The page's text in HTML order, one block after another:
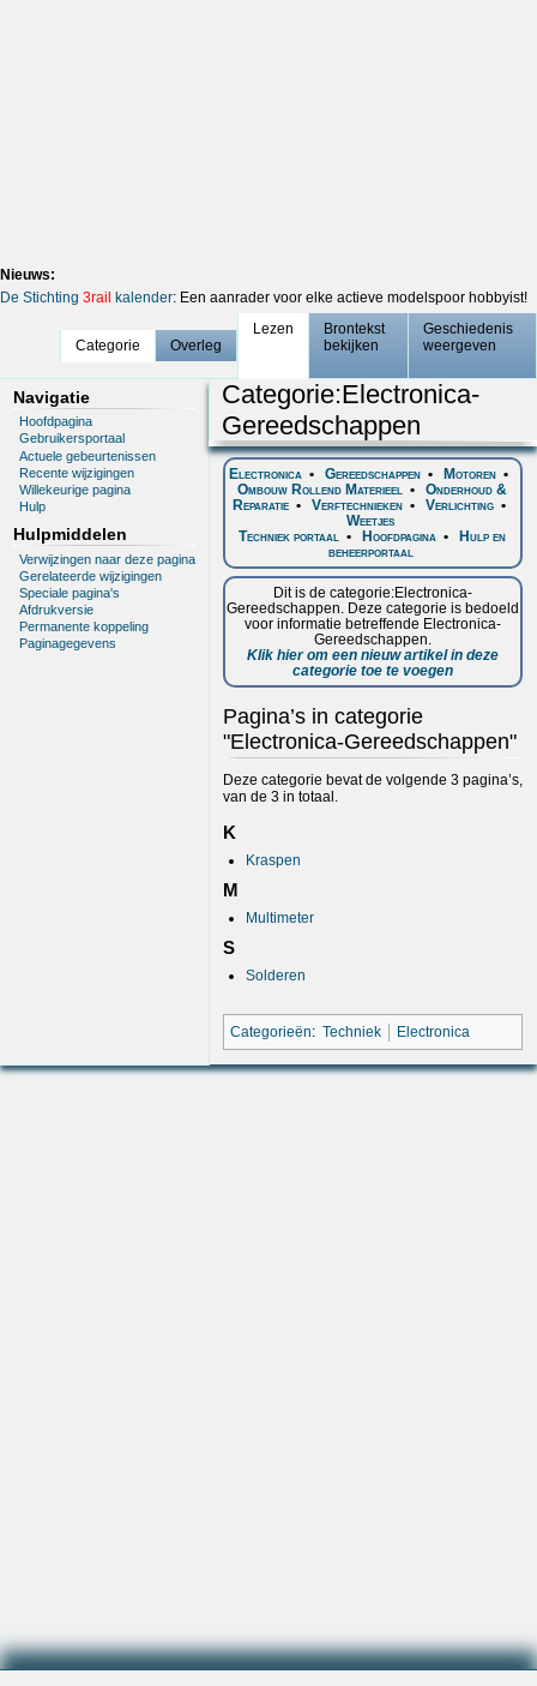
Nieuws:
De Stichting 3rail kalender: Een aanrader voor elke actieve modelspoor hobbyist!
Categorie Overleg
Lezen
Brontekst
bekijken
Geschiedenis
weergeven
Navigatie
Hoofdpagina
Gebruikersportaal
Actuele gebeurtenissen
Recente wijzigingen
Willekeurige pagina
Hulp
Hulpmiddelen
Verwijzingen naar deze pagina
Gerelateerde wijzigingen
Speciale pagina's
Afdrukversie
Permanente koppeling
Paginagegevens
Categorie:Electronica-
Gereedschappen
Electronica • Gereedschappen • Motoren •
Ombouw Rollend Materieel
•
Onderhoud &
Reparatie• Verftechnieken• Verlichting•
Weetjes
Techniek portaal
• Hoofdpagina •
Hulp en
beheerportaal
Dit is de categorie:Electronica-
Gereedschappen. Deze categorie is bedoeld
voor informatie betreffende Electronica-
Gereedschappen.
Klik hier om een nieuw artikel in deze
categorie toe te voegen
Pagina’s in categorie
"Electronica-Gereedschappen"
Deze categorie bevat de volgende 3 pagina’s,
van de 3 in totaal.
K
Kraspen
M
Multimeter
S
Solderen
Categorieën: Techniek Electronica